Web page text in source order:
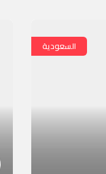
السعودية